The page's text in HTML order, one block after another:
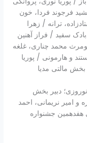
فرجوند فردا، خون
ترانه / زهرا
سفید / فراز آهنین
محمد چناری، غلغه
و هارمونی / پوریا
مالتی مدیا
دبیر بخش
امیر نریمانی، احمد
هفدهمین جشنواره